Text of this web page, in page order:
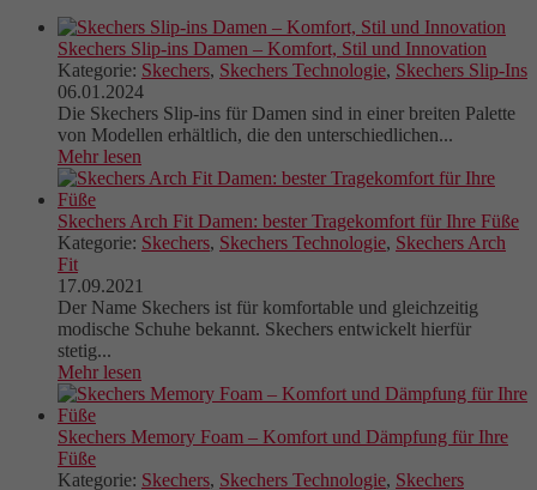
Skechers Slip-ins Damen – Komfort, Stil und Innovation
Kategorie: Skechers, Skechers Technologie, Skechers Slip-Ins
06.01.2024
Die Skechers Slip-ins für Damen sind in einer breiten Palette
von Modellen erhältlich, die den unterschiedlichen...
Mehr lesen
Skechers Arch Fit Damen: bester Tragekomfort für Ihre Füße
Kategorie: Skechers, Skechers Technologie, Skechers Arch
Fit
17.09.2021
Der Name Skechers ist für komfortable und gleichzeitig
modische Schuhe bekannt. Skechers entwickelt hierfür
stetig...
Mehr lesen
Skechers Memory Foam – Komfort und Dämpfung für Ihre
Füße
Kategorie: Skechers, Skechers Technologie, Skechers